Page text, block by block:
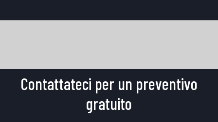
Contattateci per un preventivo
gratuito